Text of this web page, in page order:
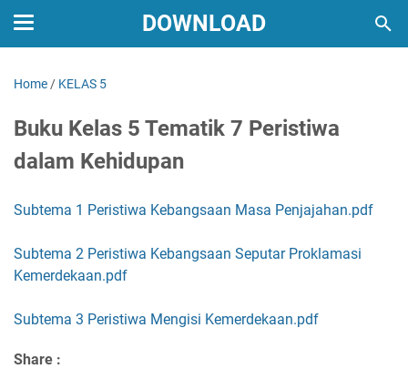
DOWNLOAD
Home / KELAS 5
Buku Kelas 5 Tematik 7 Peristiwa
dalam Kehidupan
Subtema 1 Peristiwa Kebangsaan Masa Penjajahan.pdf
Subtema 2 Peristiwa Kebangsaan Seputar Proklamasi
Kemerdekaan.pdf
Subtema 3 Peristiwa Mengisi Kemerdekaan.pdf
Share :